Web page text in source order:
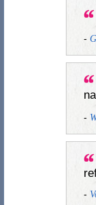
-
na
-
-